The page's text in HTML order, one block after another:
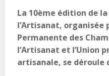
La 10ème édition de
l’Artisanat, organisée
Permanente des
l’Artisanat et l’Union
artisanale, se déroule